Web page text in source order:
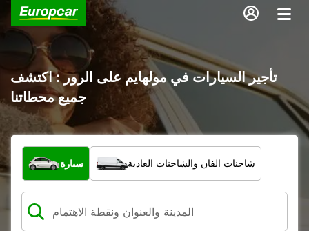
تأجير السيارات في مولهايم على الرور : اكتشف
جميع محطاتنا
ما نوع المركبة؟
سيارة شاحنات الفان والشاحنات العادية